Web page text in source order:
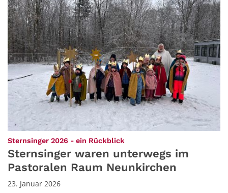
Sternsinger 2026 - ein Rückblick
Sternsinger waren unterwegs im
Pastoralen Raum Neunkirchen
23. Januar 2026